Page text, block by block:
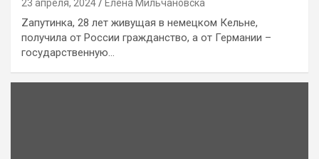
23 апреля, 2024 Елена Мильчановска
Zапутинка, 28 лет живущая в немецком Кельне,
получила от России гражданство, а от Германии –
государственную…